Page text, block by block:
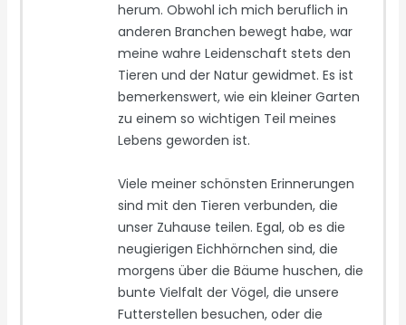
herum. Obwohl ich mich beruflich in
anderen Branchen bewegt habe, war
meine wahre Leidenschaft stets den
Tieren und der Natur gewidmet. Es ist
bemerkenswert, wie ein kleiner Garten
zu einem so wichtigen Teil meines
Lebens geworden ist.
Viele meiner schönsten Erinnerungen
sind mit den Tieren verbunden, die
unser Zuhause teilen. Egal, ob es die
neugierigen Eichhörnchen sind, die
morgens über die Bäume huschen, die
bunte Vielfalt der Vögel, die unsere
Futterstellen besuchen, oder die